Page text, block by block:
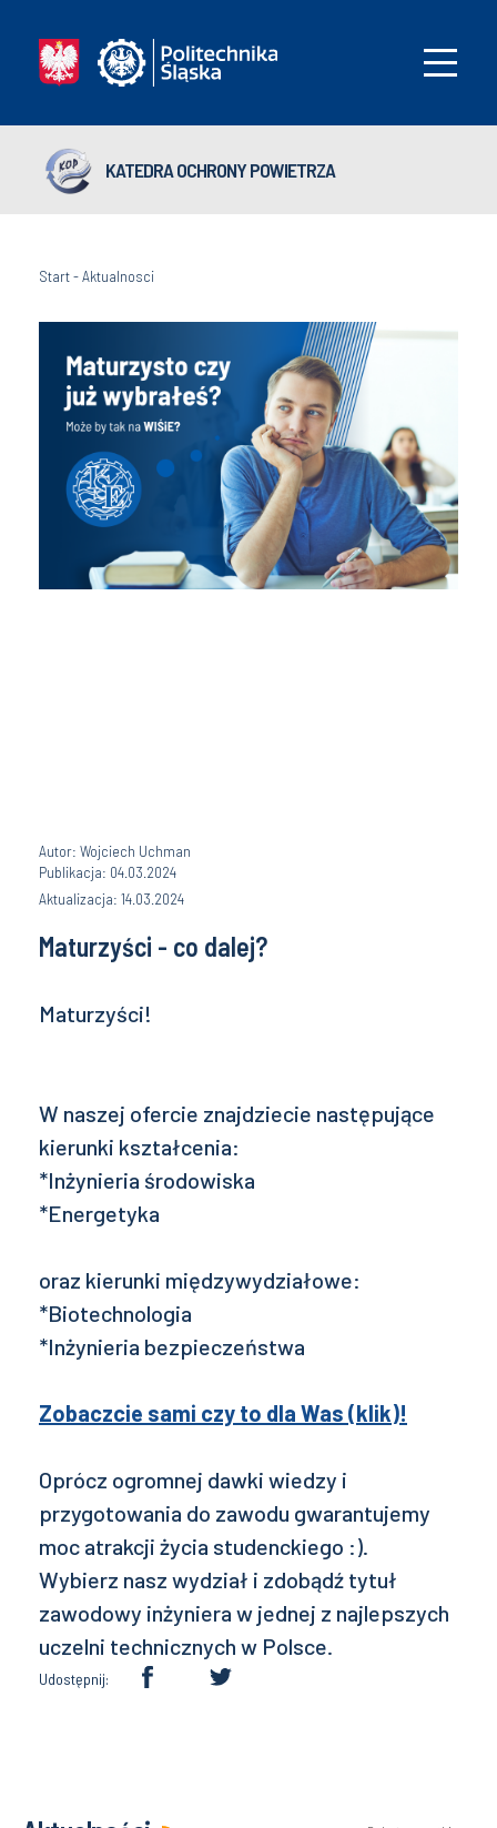
KATEDRA OCHRONY POWIETRZA
Start-Aktualnosci
Autor: Wojciech Uchman
Publikacja: 04.03.2024
Aktualizacja: 14.03.2024
Maturzyści - co dalej?
Maturzyści!
W naszej ofercie znajdziecie następujące
kierunki kształcenia:
*Inżynieria środowiska
*Energetyka
oraz kierunki międzywydziałowe:
*Biotechnologia
*Inżynieria bezpieczeństwa
Zobaczcie sami czy to dla Was (klik)!
Oprócz ogromnej dawki wiedzy i
przygotowania do zawodu gwarantujemy
moc atrakcji życia studenckiego :).
Wybierz nasz wydział i zdobądź tytuł
zawodowy inżyniera w jednej z najlepszych
uczelni technicznych w Polsce.
Udostępnij: